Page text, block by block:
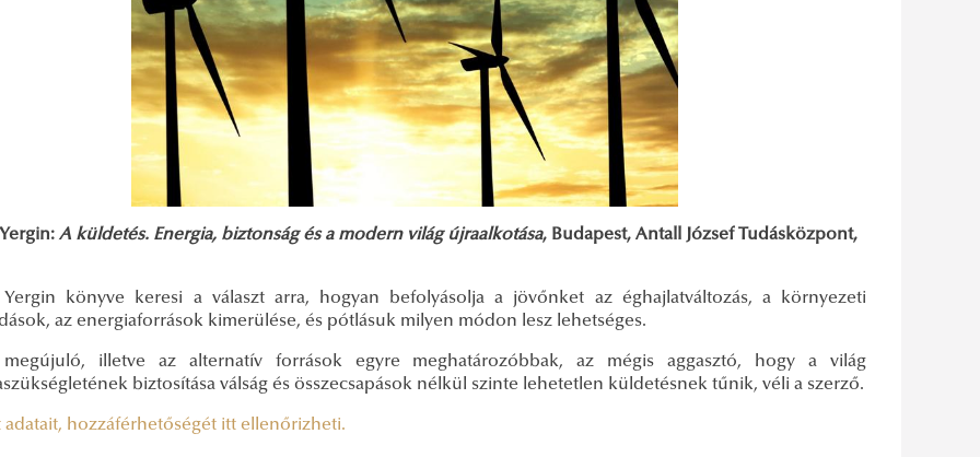
A küldetés. Energia, biztonság és a modern világ újraalkotása, Budapest, Antall József Tudásközpont,
Yergin könyve keresi a választ arra, hogyan befolyásolja a jövőnket az éghajlatváltozás, a környezeti
az energiaforrások kimerülése, és pótlásuk milyen módon lesz lehetséges.
illetve az alternatív források egyre meghatározóbbak, az mégis aggasztó, hogy a világ
biztosítása válság és összecsapások nélkül szinte lehetetlen küldetésnek tűnik, véli a szerző.
adatait, hozzáférhetőségét itt ellenőrizheti.